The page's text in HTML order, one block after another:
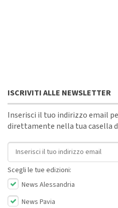
ISCRIVITI ALLE NEWSLETTER
Inserisci il tuo indirizzo email
direttamente nella tua casella
Indirizzo email
Scegli le tue edizioni:
News Alessandria
News Pavia